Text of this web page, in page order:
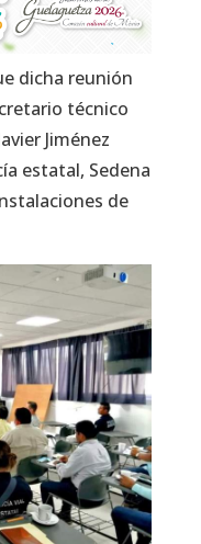
dicha reunión
técnico
Jiménez
estatal, Sedena
de